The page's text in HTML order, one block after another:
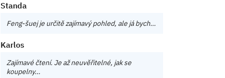
Standa
Feng-šuej je určitě zajímavý pohled, ale já bych…
Karlos
Zajímavé čtení. Je až neuvěřitelné, jak se
koupelny…